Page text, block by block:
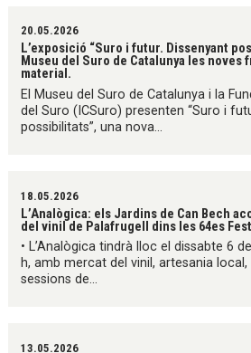
20.05.2026
L’exposició “Suro i futur. Dissenyant
Museu del Suro de Catalunya les noves
material.
El Museu del Suro de Catalunya i la
del Suro (ICSuro) presenten “Suro i
possibilitats”, una nova...
18.05.2026
L’Analògica: els Jardins de Can Bech
del vinil de Palafrugell dins les 64es
• L’Analògica tindrà lloc el dissabte 6
h, amb mercat del vinil, artesania
sessions de...
13.05.2026